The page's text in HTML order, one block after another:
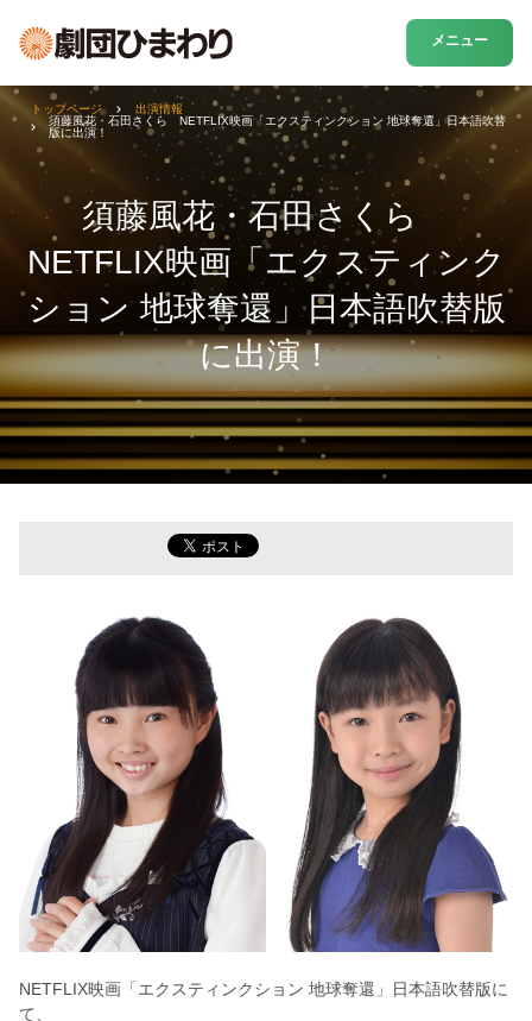
メニュー
須藤風花・石田さくら
NETFLIX映画「エクスティンク
ション 地球奪還」日本語吹替版
に出演！
トップページ
出演情報
須藤風花・石田さくら NETFLIX映画「エクスティンクション 地球奪還」日本語吹替
版に出演！
NETFLIX映画「エクスティンクション 地球奪還」日本語吹替版に
て、